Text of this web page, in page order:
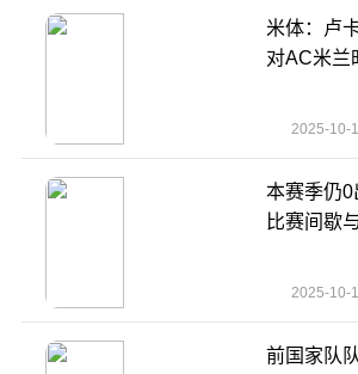
米体：卢
对AC米兰
2025-10-
本赛季仍0
比赛间歇
2025-10-
前国家队